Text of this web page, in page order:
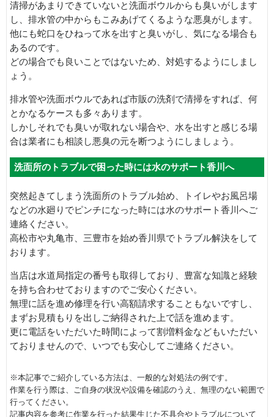
清掃があまりできていないと洗面ボウルからも臭いがします
し、排水管の中からもこみあげてくるような悪臭がします。
他にも蛇口をひねって水を出すと臭いがし、気になる場合も
あるのです。
どの場合でも良いことではないため、対処するようにしまし
ょう。
排水管や洗面ボウルであれば市販の洗剤で清掃をすれば、何
とかなるケースも多々あります。
しかしそれでも臭いが取れない場合や、水を出すと感じる場
合は業者にも相談し悪臭の元を断つようにしましょう。
洗面所のトラブルで困った時には水のサポート香川へ
突然起きてしまう洗面所のトラブル始め、トイレやお風呂場
などの水廻りでピンチになった時には水のサポート香川へご
連絡ください。
高松市や丸亀市、三豊市を始め香川県でトラブル解決をして
おります。
当店は水道局指定の番号も取得しており、豊富な知識と経験
を持ち合わせておりますのでご安心ください。
無理に話を進め修理を行い高額請求することもないですし、
まずお見積もりを出しご納得された上で話を進めます。
更に電話をいただいた時間によって割増料金などもいただい
ておりませんので、いつでも安心してご連絡ください。
※本記事でご紹介している方法は、一般的な対処法の例です。
作業を行う際は、ご自身の状況や設備を確認のうえ、無理のない範囲で
行ってください。
記事内容を参考に作業を行った結果生じた不具合やトラブルについて